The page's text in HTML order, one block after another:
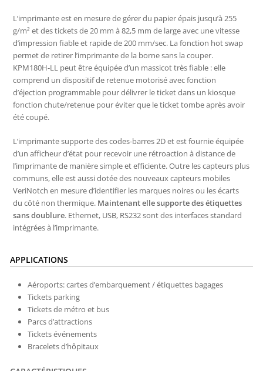
L’imprimante est en mesure de gérer du papier épais jusqu’à 255
g/m² et des tickets de 20 mm à 82,5 mm de large avec une vitesse
d’impression fiable et rapide de 200 mm/sec. La fonction hot swap
permet de retirer l’imprimante de la borne sans la couper.
KPM180H-LL peut être équipée d’un massicot très fiable : elle
comprend un dispositif de retenue motorisé avec fonction
d’éjection programmable pour délivrer le ticket dans un kiosque
fonction chute/retenue pour éviter que le ticket tombe après avoir
été coupé.
L’imprimante supporte des codes-barres 2D et est fournie équipée
d’un afficheur d’état pour recevoir une rétroaction à distance de
l’imprimante de manière simple et efficiente. Outre les capteurs plus
communs, elle est aussi dotée des nouveaux capteurs mobiles
VeriNotch en mesure d’identifier les marques noires ou les écarts
du côté non thermique. Maintenant elle supporte des étiquettes
sans doublure. Ethernet, USB, RS232 sont des interfaces standard
intégrées à l’imprimante.
APPLICATIONS
Aéroports: cartes d’embarquement / étiquettes bagages
Tickets parking
Tickets de métro et bus
Parcs d’attractions
Tickets événements
Bracelets d’hôpitaux